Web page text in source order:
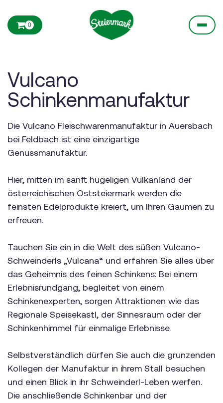
0
Vulcano
Schinkenmanufaktur
Die Vulcano Fleischwarenmanufaktur in Auersbach
bei Feldbach ist eine einzigartige
Genussmanufaktur.
Hier, mitten im sanft hügeligen Vulkanland der
österreichischen Oststeiermark werden die
feinsten Edelprodukte kreiert, um Ihren Gaumen zu
erfreuen.
Tauchen Sie ein in die Welt des süßen Vulcano-
Schweinderls „Vulcana“ und erfahren Sie alles über
das Geheimnis des feinen Schinkens: Bei einem
Erlebnisrundgang, begleitet von einem
Schinkenexperten, sorgen Attraktionen wie das
Regionale Speisekastl, der Sinnesraum oder der
Schinkenhimmel für einmalige Erlebnisse.
Selbstverständlich dürfen Sie auch die grunzenden
Kollegen der Manufaktur in ihrem Stall besuchen
und einen Blick in ihr Schweinderl-Leben werfen.
Die anschließende Schinkenbar und der